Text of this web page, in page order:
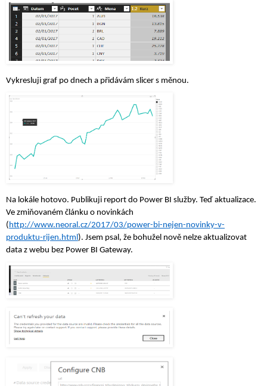
Vykresluji graf po dnech a přidávám slicer s měnou.
Na lokále hotovo. Publikuji report do Power BI služby. Teď aktualizace.
Ve zmiňovaném článku o novinkách
( http://www.neoral.cz/2017/03/power-bi-nejen-novinky-v-
produktu-rijen.html ). Jsem psal, že bohužel nově nelze aktualizovat
data z webu bez Power BI Gateway.